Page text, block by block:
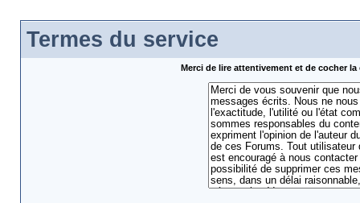
Termes du service
Merci de lire attentivement et de cocher